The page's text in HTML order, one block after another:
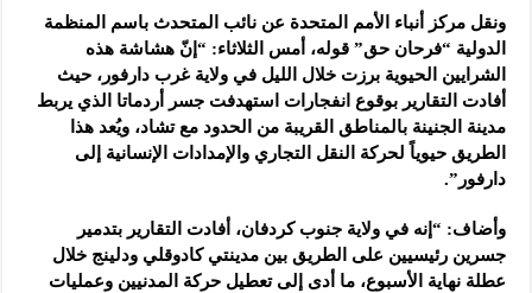
ونقل مركز أنباء الأمم المتحدة عن نائب المتحدث باسم المنظمة
الدولية “فرحان حق” قوله، ‏أمس الثلاثاء: “إنّ هشاشة هذه
الشرايين الحيوية برزت خلال الليل في ولاية غرب ‏دارفور، حيث
أفادت التقارير بوقوع انفجارات استهدفت جسر أردماتا الذي يربط
مدينة ‏الجنينة بالمناطق القريبة من الحدود مع تشاد، ويُعد هذا
الطريق حيوياً لحركة النقل ‏التجاري والإمدادات الإنسانية إلى
دارفور”.‏
وأضاف: “إنه في ولاية جنوب كردفان، أفادت التقارير بتدمير
جسرين رئيسيين على الطريق ‏بين مدينتي كادوقلي ودلينج خلال
عطلة نهاية الأسبوع، ما أدى إلى تعطيل حركة ‏المدنيين وعمليات